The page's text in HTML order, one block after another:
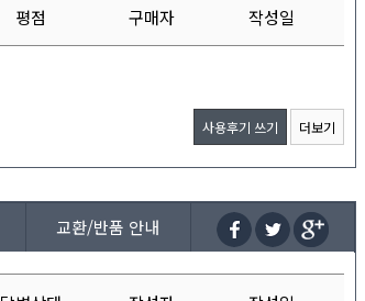
평점 구매자 작성일
사용후기 쓰기 더보기
교환/반품 안내